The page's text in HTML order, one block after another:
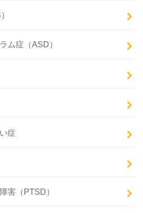
ム症（ASD）
症
害（PTSD）